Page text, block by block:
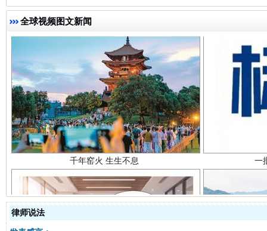
全球视频图文新闻
千年窑火 生生不息
律师说法